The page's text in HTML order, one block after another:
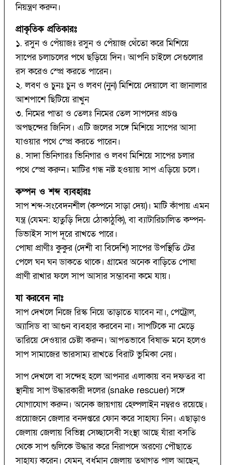
নিয়ন্ত্রণ করুন।
প্রাকৃতিক প্রতিকারঃ
১. রসুন ও পেঁয়াজঃ রসুন ও পেঁয়াজ থেঁতো করে মিশিয়ে
সাপের চলাচলের পথে ছড়িয়ে দিন। আপনি চাইলে সেগুলোর
রস করেও স্প্রে করতে পারেন।
২. লবণ ও চুনঃ চুন ও লবণ (নুন) মিশিয়ে দেয়ালে বা জানালার
আশপাশে ছিটিয়ে রাখুন
৩. নিমের পাতা ও তেলঃ নিমের তেল সাপদের প্রচণ্ড
অপছন্দের জিনিস। এটি জলের সঙ্গে মিশিয়ে সাপের আসা
যাওয়ার পথে স্প্রে করতে পারেন।
৪. সাদা ভিনিগারঃ ভিনিগার ও লবণ মিশিয়ে সাপের চলার
পথে স্প্রে করুন। মাটির গন্ধ নষ্ট হওয়ায় সাপ এড়িয়ে চলে।
কম্পন ও শব্দ ব্যবহারঃ
সাপ শব্দ-সংবেদনশীল (কম্পনে সাড়া দেয়)। মাটি কাঁপায় এমন
যন্ত্র (যেমন: হাতুড়ি দিয়ে ঠোকাঠুকি), বা ব্যাটারিচালিত কম্পন-
ডিভাইস সাপ দূরে রাখতে পারে।
পোষা প্রাণীঃ কুকুর (দেশী বা বিদেশি) সাপের উপস্থিতি টের
পেলে ঘন ঘন ডাকতে থাকে। গ্রামের অনেক বাড়িতে পোষা
প্রাণী রাখার ফলে সাপ আসার সম্ভাবনা কমে যায়।
যা করবেন নাঃ
সাপ দেখলে নিজে রিস্ক নিয়ে তাড়াতে যাবেন না।, পেট্রোল,
অ্যাসিড বা আগুন ব্যবহার করবেন না। সাপটিকে না মেড়ে
তারিয়ে দেওয়ার চেষ্টা করুন। আপতভাবে বিষাক্ত মনে হলেও
সাপ সামাজের ভারসাম্য রাখতে বিরাট ভুমিকা নেয়।
সাপ দেখলে বা সন্দেহ হলে আপনার এলাকায় বন দফতর বা
স্থানীয় সাপ উদ্ধারকারী দলের (snake rescuer) সঙ্গে
যোগাযোগ করুন। অনেক জায়গায় হেল্পলাইন নম্বরও রয়েছে।
প্রয়োজনে জেলার বনদপ্তরে ফোন করে সাহায্য নিন। এছাড়াও
জেলায় জেলায় বিভিন্ন সেচ্ছাসেবী সংস্থা আছে যাঁরা বসতি
থেকে সাপ গুলিকে উদ্ধার করে নিরাপদে অরণ্যে পৌছাতে
সাহায্য করেন। যেমন, বর্ধমান জেলায় তথাগত পাল আছেন,